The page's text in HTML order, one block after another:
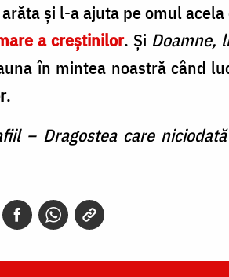
și l-a ajuta pe omul
a creștinilor. Și Doamne,
în mintea noastră când
.
– Dragostea care